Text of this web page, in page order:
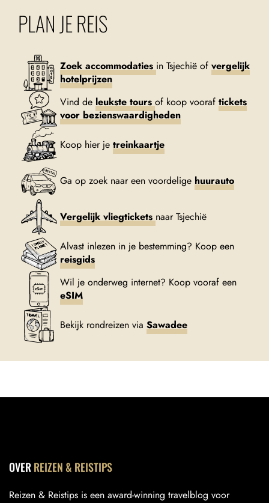
PLAN JE REIS
Zoek accommodaties in Tsjechië of vergelijk
hotelprijzen
Vind de leukste tours of koop vooraf tickets
voor bezienswaardigheden
Koop hier je treinkaartje
Ga op zoek naar een voordelige huurauto
Vergelijk vliegtickets naar Tsjechië
Alvast inlezen in je bestemming? Koop een
reisgids
Wil je onderweg internet? Koop vooraf een
eSIM
Bekijk rondreizen via Sawadee
OVERREIZEN & REISTIPS
Reizen & Reistips is een award-winning travelblog voor